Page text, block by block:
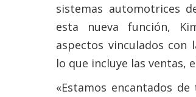
sistemas automotrices
esta nueva función,
aspectos vinculados con
lo que incluye las ventas,
«Estamos encantados